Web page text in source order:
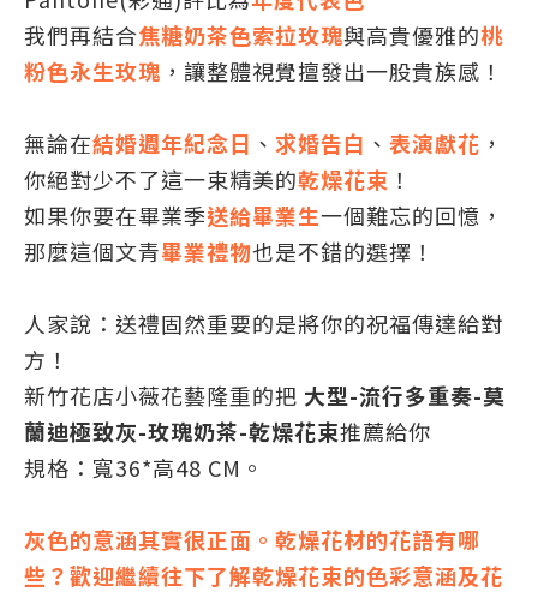
我們再結合焦糖奶茶色索拉玫瑰與高貴優雅的桃
粉色永生玫瑰 ，讓整體視覺擅發出一股貴族感！
無論在結婚週年紀念日 、 求婚告白 、 表演獻花 ，
你絕對少不了這一束精美的乾燥花束 ！
如果你要在畢業季送給畢業生一個難忘的回憶，
那麼這個文青畢業禮物也是不錯的選擇！
人家說：送禮固然重要的是將你的祝福傳達給對
方！
新竹花店小薇花藝隆重的把 大型-流行多重奏-莫
蘭迪極致灰-玫瑰奶茶-乾燥花束推薦給你
規格：寬36*高48 CM。
灰色的意涵其實很正面。乾燥花材的花語有哪
些？歡迎繼續往下了解乾燥花束的色彩意涵及花